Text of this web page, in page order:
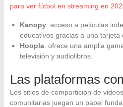
para ver fútbol en streaming en
Kanopy: acceso a películas
educativos gracias a una tarjeta
Hoopla: ofrece una amplia
televisión y audiolibros.
Las plataformas
Los sitios de compartición de
comunitarias juegan un papel